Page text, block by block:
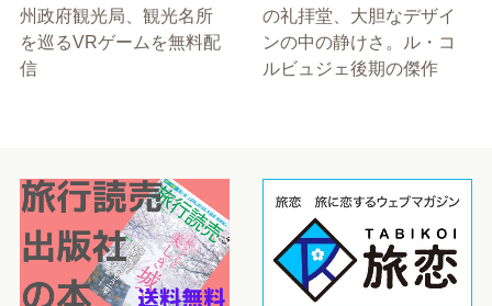
州政府観光局、観光名所
を巡るVRゲームを無料配
信
の礼拝堂、大胆なデザイ
ンの中の静けさ。ル・コ
ルビュジェ後期の傑作